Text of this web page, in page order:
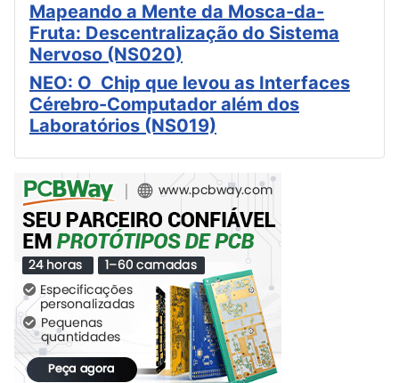
Mapeando a Mente da Mosca-da-
Fruta: Descentralização do Sistema
Nervoso (NS020)
NEO: O Chip que levou as Interfaces
Cérebro-Computador além dos
Laboratórios (NS019)